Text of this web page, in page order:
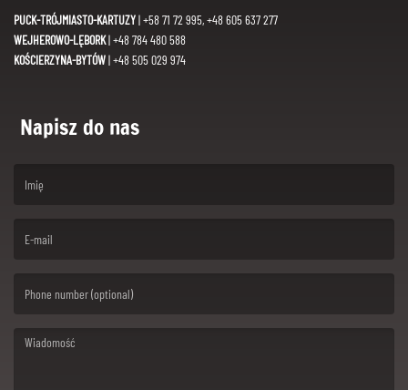
PUCK-TRÓJMIASTO-KARTUZY| +58 71 72 995, +48 605 637 277
WEJHEROWO-LĘBORK| +48 784 480 588
KOŚCIERZYNA-BYTÓW| +48 505 029 974
Napisz do nas